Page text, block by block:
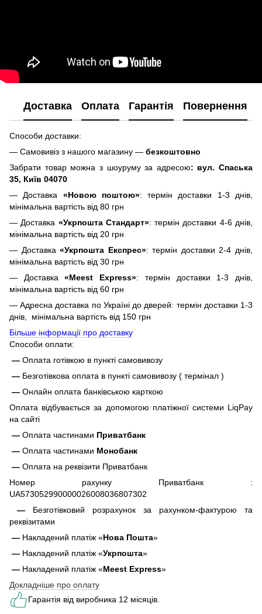
Доставка Оплата Гарантія Повернення
Способи доставки:
— Самовивіз з нашого магазину — безкоштовно
Забрати товар можна з шоуруму за адресою: вул. Спаська
35, Київ 04070
— Доставка «Новою поштою»: термін доставки 1-3 днів,
мінімальна вартість від 80 грн
— Доставка «Укрпошта Стандарт»: термін доставки 4-6 днів,
мінімальна вартість від 20 грн
— Доставка«Укрпошта Експрес»: термін доставки 2-4 днів,
мінімальна вартість від 30 грн
— Доставка«Meest Express»: термін доставки 1-3 днів,
мінімальна вартість від 60 грн
— Адресна доставка по Україні до дверей: термін доставки 1-3
днів, мінімальна вартість від 150 грн
Більше інформації про доставку
Способи оплати:
— Оплата готівкою в пункті самовивозу
— Безготівкова оплата в пункті самовивозу ( термінал )
— Онлайн оплата банківською карткою
Оплата відбувається за допомогою платіжної системи LiqPay
на сайті
— Оплата частинами Приватбанк
— Оплата частинами Монобанк
— Оплата на реквізити Приватбанк
Номер рахунку Приватбанк :
UA573052990000026008036807302
— Безготівковий розрахунок за рахунком-фактурою та
реквізитами
— Накладений платіж «Нова Пошта»
— Накладений платіж «Укрпошта»
— Накладений платіж «Meest Express»
Докладніше про оплату
Гарантія від виробника 12 місяців.